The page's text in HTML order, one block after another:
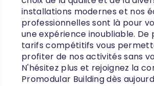
installations modernes et nos
professionnelles sont là pour
une expérience inoubliable. De
tarifs compétitifs vous
profiter de nos activités sans
N'hésitez plus et rejoignez la
Promodular Building dès